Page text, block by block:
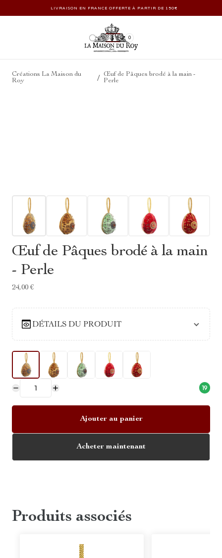
LIVRAISON EN FRANCE OFFERTE À PARTIR DE 150€
0
Créations La Maison du
Roy
/ Œuf de Pâques brodé à la main -
Perle
Œuf de Pâques brodé à la main
- Perle
24,00 €
DÉTAILS DU PRODUIT
19
Ajouter au panier
Acheter maintenant
Produits associés